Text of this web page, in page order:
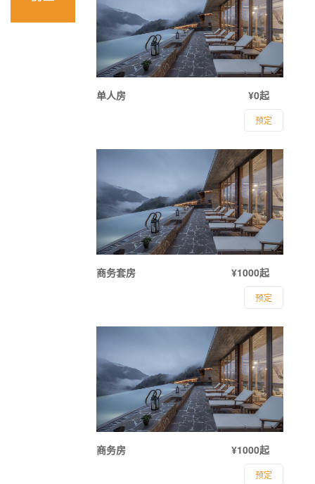
单人房 ¥0起
预定
商务套房 ¥1000起
预定
商务房 ¥1000起
预定